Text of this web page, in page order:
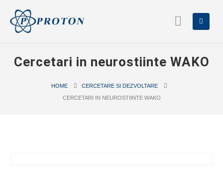
Cercetari in neurostiinte WAKO
HOME
CERCETARE SI DEZVOLTARE
CERCETARI IN NEUROSTIINTE WAKO